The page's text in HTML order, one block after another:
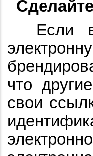
Если
что
свои